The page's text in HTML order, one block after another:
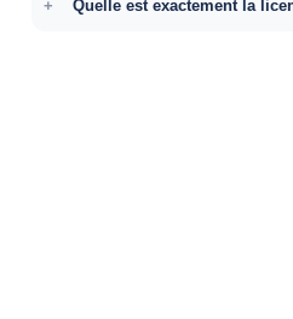
Quelle est exactement la